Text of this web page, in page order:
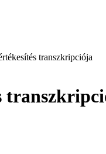
transzkripciója